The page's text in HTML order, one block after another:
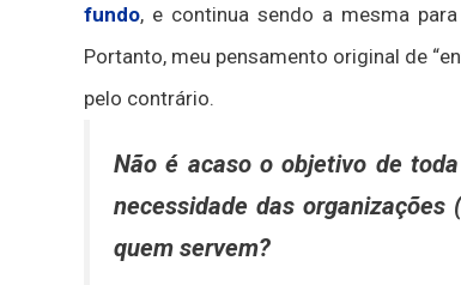
fundo, e continua sendo a mesma
Portanto, meu pensamento original de
pelo contrário.
Não é acaso o objetivo de
necessidade das
quem servem?